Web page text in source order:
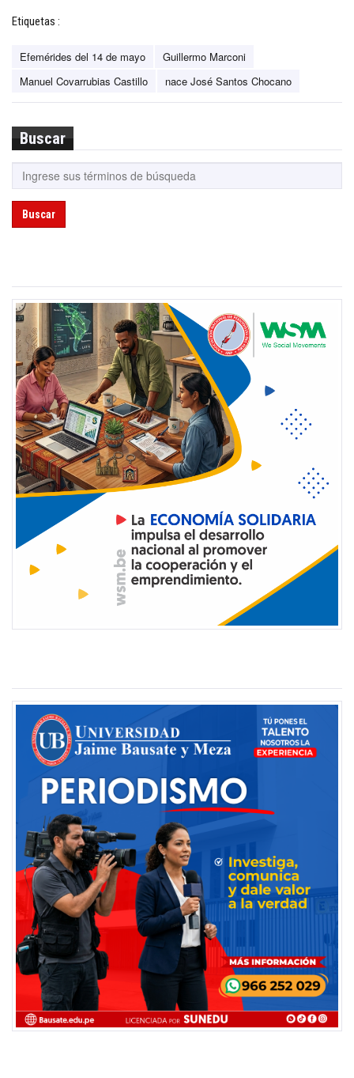
Etiquetas :
Efemérides del 14 de mayo
Guillermo Marconi
Manuel Covarrubias Castillo
nace José Santos Chocano
Buscar
Buscar